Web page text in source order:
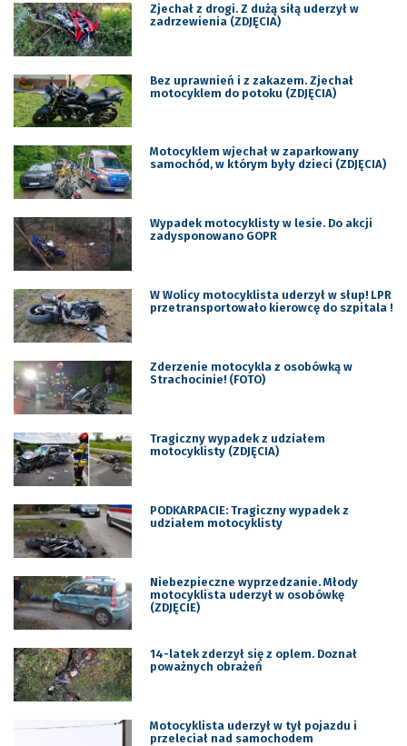
Zjechał z drogi. Z dużą siłą uderzył w
zadrzewienia (ZDJĘCIA)
Bez uprawnień i z zakazem. Zjechał
motocyklem do potoku (ZDJĘCIA)
Motocyklem wjechał w zaparkowany
samochód, w którym były dzieci (ZDJĘCIA)
Wypadek motocyklisty w lesie. Do akcji
zadysponowano GOPR
W Wolicy motocyklista uderzył w słup! LPR
przetransportowało kierowcę do szpitala !
Zderzenie motocykla z osobówką w
Strachocinie! (FOTO)
Tragiczny wypadek z udziałem
motocyklisty (ZDJĘCIA)
PODKARPACIE: Tragiczny wypadek z
udziałem motocyklisty
Niebezpieczne wyprzedzanie. Młody
motocyklista uderzył w osobówkę
(ZDJĘCIE)
14-latek zderzył się z oplem. Doznał
poważnych obrażeń
Motocyklista uderzył w tył pojazdu i
przeleciał nad samochodem